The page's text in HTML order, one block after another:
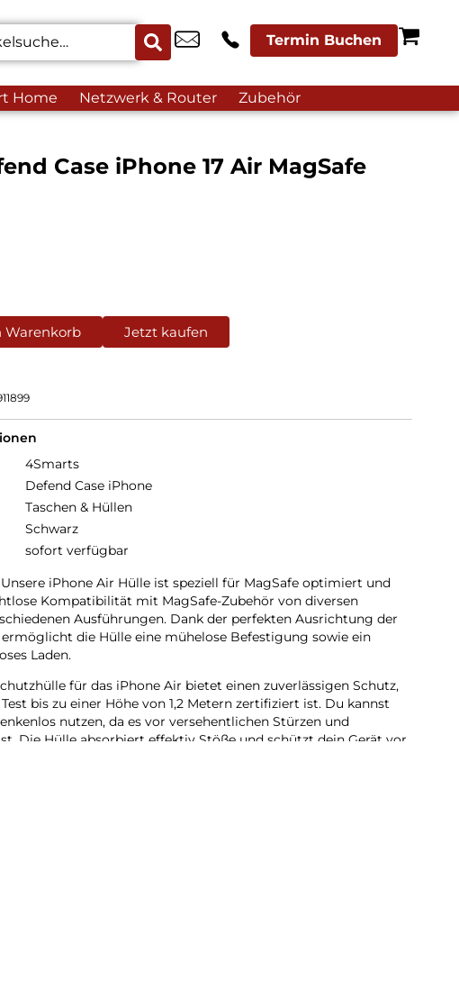
Termin Buchen
Home Netzwerk & Router Zubehör
Case iPhone 17 Air MagSafe
Warenkorb Jetzt kaufen
4Smarts
Defend Case iPhone
Taschen & Hüllen
Schwarz
sofort verfügbar
iPhone Air Hülle ist speziell für MagSafe optimiert und
Kompatibilität mit MagSafe-Zubehör von diversen
Ausführungen. Dank der perfekten Ausrichtung der
die Hülle eine mühelose Befestigung sowie ein
Laden.
für das iPhone Air bietet einen zuverlässigen Schutz,
bis zu einer Höhe von 1,2 Metern zertifiziert ist. Du kannst
nutzen, da es vor versehentlichen Stürzen und
Die Hülle absorbiert effektiv Stöße und schützt dein Gerät vor